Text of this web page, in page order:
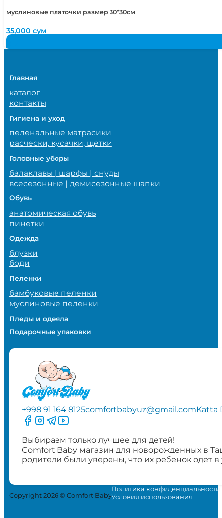
муслиновые платочки размер 30*30см
35,000сум
Главная
каталог
контакты
Гигиена и уход
пеленальные матрасики
расчески, кусачки, щетки
Головные уборы
балаклавы | шарфы | снуды
всесезонные | демисезонные шапки
Обувь
анатомическая обувь
пинетки
Одежда
блузки
боди
Пеленки
бамбуковые пеленки
муслиновые пеленки
Пледы и одеяла
Подарочные упаковки
+998 91 164 8125comfortbabyuz@gmail.comKatta
Следите за нами на Facebook
Следите за нами в Instagram
Следите за нами в Telegram
Следите за нами в YouTube
Выбираем только лучшее для детей!
Comfort Baby магазин для новорожденных в
родители были уверены, что их ребенок одет
Copyright 2026 © Comfort Baby
Политика конфиденциальности
Условия использования